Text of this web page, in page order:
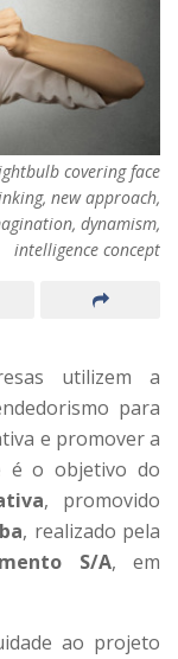
covering face
new approach,
dynamism,
intelligence concept
utilizem a
para
e promover a
é o objetivo do
, promovido
, realizado pela
S/A, em
ao projeto